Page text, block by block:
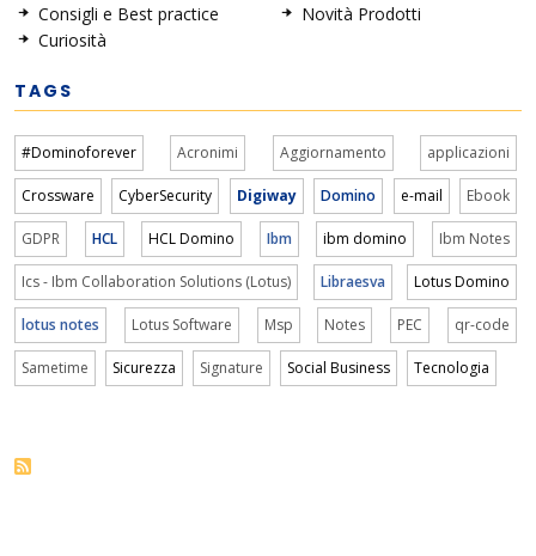
Consigli e Best practice
Curiosità
Novità Prodotti
TAGS
#Dominoforever Acronimi Aggiornamento applicazioni
Crossware CyberSecurity Digiway Domino e-mail Ebook
GDPR HCL HCL Domino Ibm ibm domino Ibm Notes
Ics - Ibm Collaboration Solutions (Lotus) Libraesva Lotus Domino
lotus notes Lotus Software Msp Notes PEC qr-code
Sametime Sicurezza Signature Social Business Tecnologia